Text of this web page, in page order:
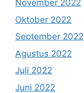
November 2022
Oktober 2022
September 2022
Agustus 2022
Juli 2022
Juni 2022